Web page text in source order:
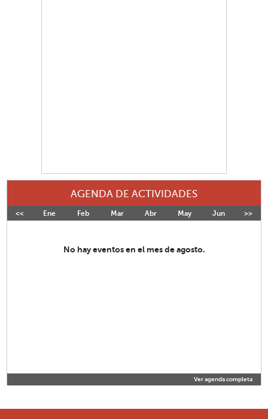
AGENDA DE ACTIVIDADES
<< Ene Feb Mar Abr May Jun Jul
>>
No hay eventos en el mes de agosto.
Ver agenda completa